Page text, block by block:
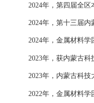
2024年， 第四届全区
2024年，第十三届内
2024年， 金属材料学
2023年，获内蒙古科
2023年，内蒙古科技
2022年，金属材料学